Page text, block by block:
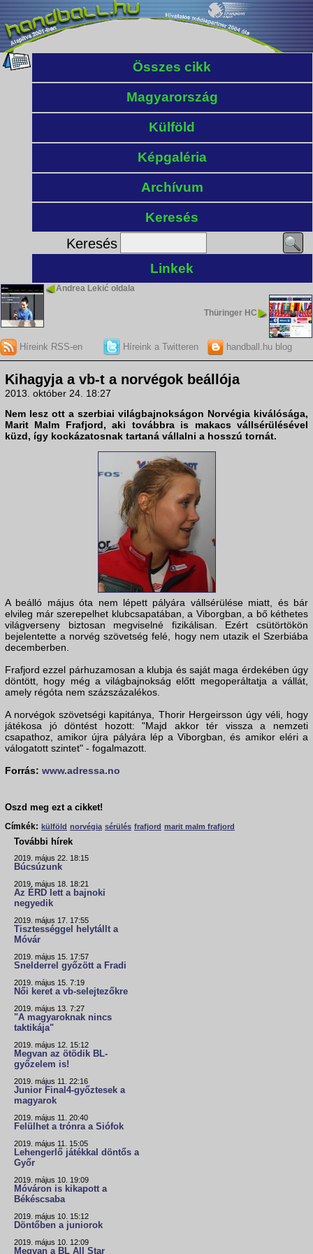
Összes cikk
Magyarország
Külföld
Képgaléria
Archívum
Keresés
Keresés
Linkek
Andrea Lekić oldala
Thüringer HC
Híreink RSS-en Híreink a Twitteren handball.hu blog
Kihagyja a vb-t a norvégok beállója
2013. október 24. 18:27
Nem lesz ott a szerbiai világbajnokságon Norvégia kiválósága,
Marit Malm Frafjord, aki továbbra is makacs vállsérülésével
küzd, így kockázatosnak tartaná vállalni a hosszú tornát.
A beálló május óta nem lépett pályára vállsérülése miatt, és bár
elvileg már szerepelhet klubcsapatában, a Viborgban, a bő kéthetes
világverseny biztosan megviselné fizikálisan. Ezért csütörtökön
bejelentette a norvég szövetség felé, hogy nem utazik el Szerbiába
decemberben.
Frafjord ezzel párhuzamosan a klubja és saját maga érdekében úgy
döntött, hogy még a világbajnokság előtt megoperáltatja a vállát,
amely régóta nem százszázalékos.
A norvégok szövetségi kapitánya, Thorir Hergeirsson úgy véli, hogy
játékosa jó döntést hozott: "Majd akkor tér vissza a nemzeti
csapathoz, amikor újra pályára lép a Viborgban, és amikor eléri a
válogatott szintet" - fogalmazott.
Forrás: www.adressa.no
Oszd meg ezt a cikket!
Címkék: külföld norvégia sérülés frafjord marit malm frafjord
További hírek
2019. május 22. 18:15
Búcsúzunk
2019. május 18. 18:21
Az ÉRD lett a bajnoki
negyedik
2019. május 17. 17:55
Tisztességgel helytállt a
Móvár
2019. május 15. 17:57
Snelderrel győzött a Fradi
2019. május 15. 7:19
Női keret a vb-selejtezőkre
2019. május 13. 7:27
"A magyaroknak nincs
taktikája"
2019. május 12. 15:12
Megvan az ötödik BL-
győzelem is!
2019. május 11. 22:16
Junior Final4-győztesek a
magyarok
2019. május 11. 20:40
Felülhet a trónra a Siófok
2019. május 11. 15:05
Lehengerlő játékkal döntős a
Győr
2019. május 10. 19:09
Móváron is kikapott a
Békéscsaba
2019. május 10. 15:12
Döntőben a juniorok
2019. május 10. 12:09
Megvan a BL All Star